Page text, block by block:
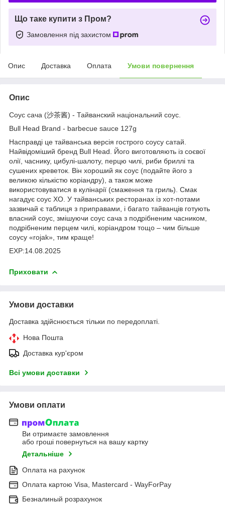
Що таке купити з Пром?
Замовлення під захистом
Опис Доставка Оплата Умови повернення
Опис
Соус сача (沙茶酱) - Тайванский національний соус.
Bull Head Brand - barbecue sauce 127g
Насправді це тайванська версія гострого соусу сатай.
Найвідоміший бренд Bull Head. Його виготовляють із соєвої
олії, часнику, цибулі-шалоту, перцю чилі, риби бриллі та
сушених креветок. Він хороший як соус (подайте його з
великою кількістю коріандру), а також може
використовуватися в кулінарії (смаження та гриль). Смак
нагадує соус XO. У тайванських ресторанах із хот-потами
зазвичай є таблиця з приправами, і багато тайванців готують
власний соус, змішуючи соус сача з подрібненим часником,
подрібненим перцем чилі, коріандром тощо – чим більше
соусу «rojak», тим краще!
EXP:14.08.2025
Приховати
Умови доставки
Доставка здійснюється тільки по передоплаті.
Нова Пошта
Доставка кур'єром
Всі умови доставки
Умови оплати
Ви отримаєте замовлення
або гроші повернуться на вашу картку
Детальніше
Оплата на рахунок
Оплата картою Visa, Mastercard - WayForPay
Безналиный розрахунок